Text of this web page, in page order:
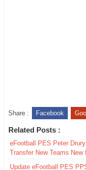
Share : Facebook
Related Posts :
eFootball PES Peter
Transfer New Teams
Update eFootball PES